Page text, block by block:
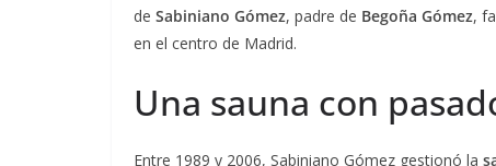
de Sabiniano Gómez, padre de Begoña Gómez,
en el centro de Madrid.
Una sauna con
Entre 1989 y 2006, Sabiniano Gómez gestionó la